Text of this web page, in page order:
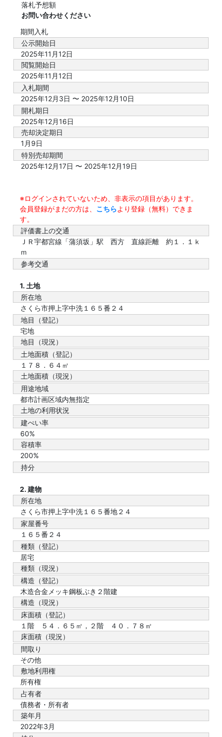
落札予想額
お問い合わせください
期間入札
公示開始日
2025年11月12日
閲覧開始日
2025年11月12日
入札期間
2025年12月3日 〜 2025年12月10日
開札期日
2025年12月16日
売却決定期日
1月9日
特別売却期間
2025年12月17日 〜 2025年12月19日
※ログインされていないため、非表示の項目があります。
会員登録がまだの方は、 こちらより登録（無料）できま
す。
評価書上の交通
ＪＲ宇都宮線「蒲須坂」駅 西方 直線距離 約１．１ｋ
ｍ
参考交通
1. 土地
所在地
さくら市押上字中洗１６５番２４
地目（登記）
宅地
地目（現況）
土地面積（登記）
１７８．６４㎡
土地面積（現況）
用途地域
都市計画区域内無指定
土地の利用状況
建ぺい率
60%
容積率
200%
持分
2. 建物
所在地
さくら市押上字中洗１６５番地２４
家屋番号
１６５番２４
種類（登記）
居宅
種類（現況）
構造（登記）
木造合金メッキ鋼板ぶき２階建
構造（現況）
床面積（登記）
１階 ５４．６５㎡，２階 ４０．７８㎡
床面積（現況）
間取り
その他
敷地利用権
所有権
占有者
債務者・所有者
築年月
2022年3月